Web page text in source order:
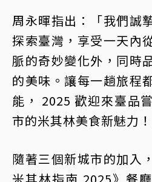
周永暉指出：「我們誠
探索臺灣，享受一天內
脈的奇妙變化外，同時
的美味。讓每一趟旅程
能， 2025 歡迎來臺品
市的米其林美食新魅力！
隨著三個新城市的加入